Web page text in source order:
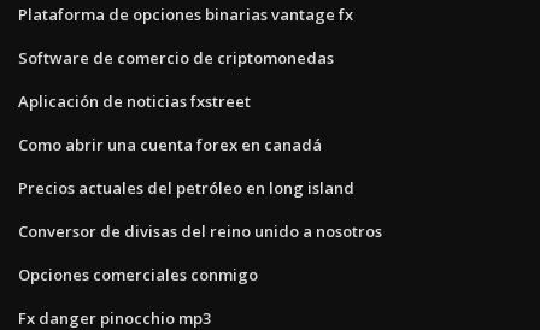
Plataforma de opciones binarias vantage fx
Software de comercio de criptomonedas
Aplicación de noticias fxstreet
Como abrir una cuenta forex en canadá
Precios actuales del petróleo en long island
Conversor de divisas del reino unido a nosotros
Opciones comerciales conmigo
Fx danger pinocchio mp3